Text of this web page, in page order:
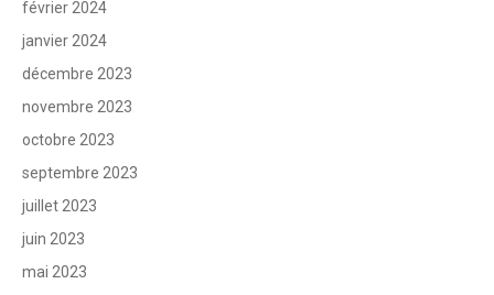
février 2024
janvier 2024
décembre 2023
novembre 2023
octobre 2023
septembre 2023
juillet 2023
juin 2023
mai 2023